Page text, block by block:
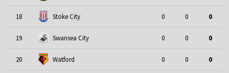
18 Stoke City 0 0 0
19 Swansea City 0 0 0
20 Watford 0 0 0